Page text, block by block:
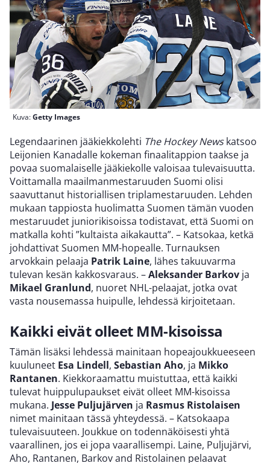
Kuva:Getty Images
Legendaarinen jääkiekkolehti The Hockey Newskatsoo
Leijonien Kanadalle kokeman finaalitappion taakse ja
povaa suomalaiselle jääkiekolle valoisaa tulevaisuutta.
Voittamalla maailmanmestaruuden Suomi olisi
saavuttanut historiallisen triplamestaruuden. Lehden
mukaan tappiosta huolimatta Suomen tämän vuoden
mestaruudet juniorikisoissa todistavat, että Suomi on
matkalla kohti ”kultaista aikakautta”. – Katsokaa, ketkä
johdattivat Suomen MM-hopealle. Turnauksen
arvokkain pelaaja Patrik Laine, lähes takuuvarma
tulevan kesän kakkosvaraus. –Aleksander Barkov ja
Mikael Granlund, nuoret NHL-pelaajat, jotka ovat
vasta nousemassa huipulle, lehdessä kirjoitetaan.
Kaikki eivät olleet MM-kisoissa
Tämän lisäksi lehdessä mainitaan hopeajoukkueeseen
kuuluneet Esa Lindell, Sebastian Aho, ja Mikko
Rantanen. Kiekkoraamattu muistuttaa, että kaikki
tulevat huippulupaukset eivät olleet MM-kisoissa
mukana. Jesse Puljujärven ja Rasmus Ristolaisen
nimet mainitaan tässä yhteydessä. – Katsokaapa
tulevaisuuteen. Joukkue on todennäköisesti yhtä
vaarallinen, jos ei jopa vaarallisempi. Laine, Puljujärvi,
Aho, Rantanen, Barkov and Ristolainen pelaavat